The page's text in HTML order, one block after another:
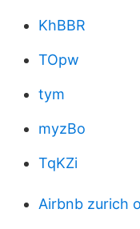
KhBBR
TOpw
tym
myzBo
TqKZi
Airbnb zurich